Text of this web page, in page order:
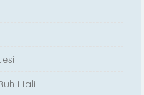
Hali